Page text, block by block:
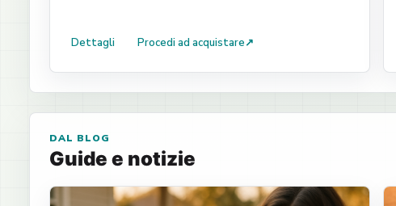
Dettagli Procedi ad acquistare↗
DAL BLOG
Guide e notizie